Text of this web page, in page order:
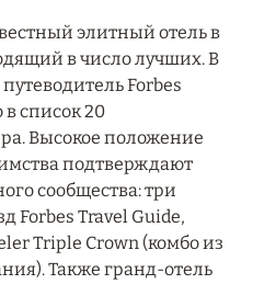
Hotel
элитный отель в
в число лучших. В
Forbes
в список 20
Высокое положение
подтверждают
сообщества: три
Forbes Travel Guide,
Triple Crown (комбо из
Также гранд-отель